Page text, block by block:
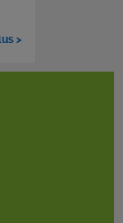
>